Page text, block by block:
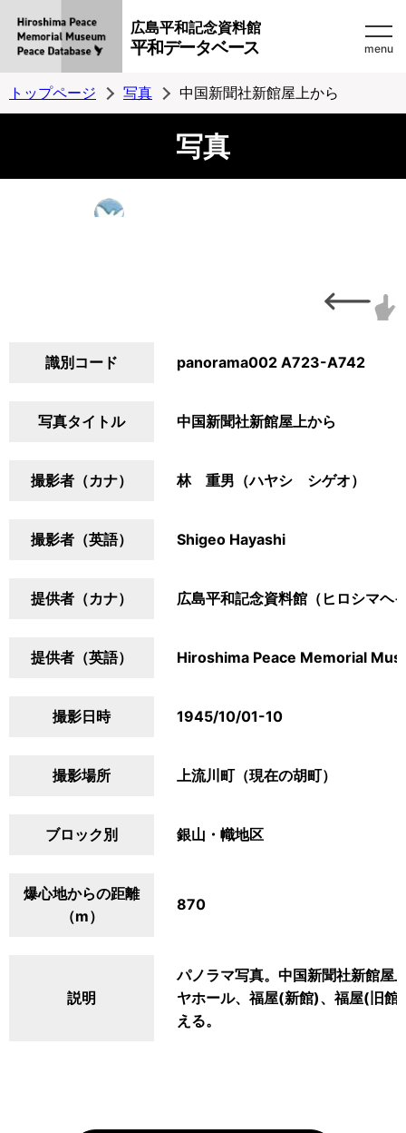
広島平和記念資料館
平和データベース menu
トップページ 写真 中国新聞社新館屋上から
写真
識別コード panorama002 A723-A742
写真タイトル 中国新聞社新館屋上から
撮影者（カナ） 林 重男（ハヤシ シゲオ）
撮影者（英語） Shigeo Hayashi
提供者（カナ） 広島平和記念資料館（ヒロシマヘ
提供者（英語） Hiroshima Peace Memorial
撮影日時 1945/10/01-10
撮影場所 上流川町（現在の胡町）
ブロック別 銀山・幟地区
爆心地からの距離
（m）
870
説明
パノラマ写真。中国新聞社新館屋
ヤホール、福屋(新館)、福屋(旧館
える。